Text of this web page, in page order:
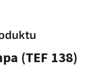
(TEF 138)